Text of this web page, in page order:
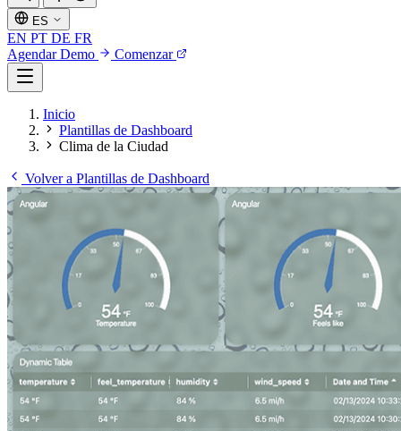
ES
EN PT DE FR
Agendar Demo
Comenzar
Inicio
Plantillas de Dashboard
Clima de la Ciudad
Volver a Plantillas de Dashboard